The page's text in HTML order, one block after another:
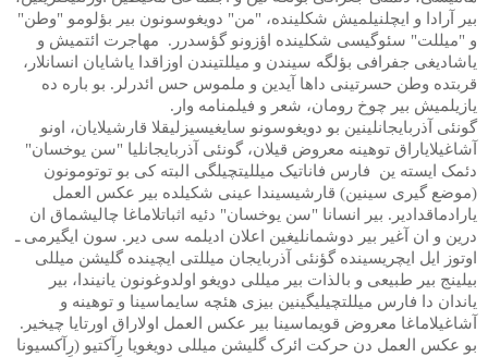
بیر آرادا و ایچلنیلمیش شکلینده، "من" دویغوسونون بیر بؤلومو "وطن"
و "میللت" سئوگیسی شکلینده اؤزونو گؤسدرر.
مهاجرت ائتمیش و
یاشادیغی جفرافی بؤلگه سیندن و میللتیندن اوزاقدا یاشایان انسانلار،
قربتده وطن حسرتینی داها آیدین و ملموس حس ائدرلر. بو باره ده
یازیلمیش بیر چوخ رومان، شعر و فیلمنامه وار.
گونئی آذربایجانلینین بو دویغوسونو سایغیسیزلیقلا قارشیلایان، اونو
آشاغیلایاراق توهینه معروض قیلان، گونئی آذربایجانلیا "سن یوخسان"
دئمک ایسته ین
فارس فاناتیک میللیتچیلگی البته کی بو توتومونون
(موضع گیری سینین) قارشیسیندا عینی شکیلده بیر عکس العمل
یارادماقدادیر. بیر انسانا "سن یوخسان" دئیه اثباتلاماغا چالیشماق ان
درین و ان آغیر بیر دوشمانلیغین اعلان ادیلمه سی دیر. سون ایگیرمی ـ
اوتوز ایل ایچریسینده گؤنئی آذربایجان میللتی ایچینده گلیشن میللی
بیلینج بیر طبیعی و بالذات بیر میللی دویغو اولدوغونون یانیندا، بیر
یاندان دا فارس میللتچیلیگینین بیزی هئچه سایماسینا و توهینه و
آشاغیلاماغا معروض قویماسینا بیر عکس العمل اولاراق اورتایا چیخیر.
بو عکس العمل دن حرکت ائرک گلیشن میللی دویغویا رِآکتیو (رِآکسیونا